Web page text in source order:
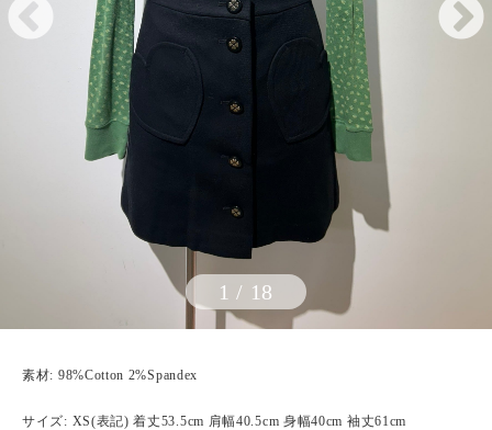
1 / 18
素材: 98%Cotton 2%Spandex
サイズ: XS(表記) 着丈53.5cm 肩幅40.5cm 身幅40cm 袖丈61cm